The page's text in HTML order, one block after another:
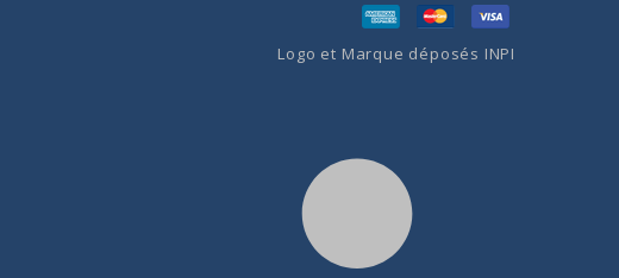
Logo et Marque déposés INPI